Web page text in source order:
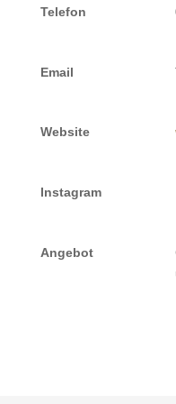
Telefon
Email
Website
Instagram
Angebot